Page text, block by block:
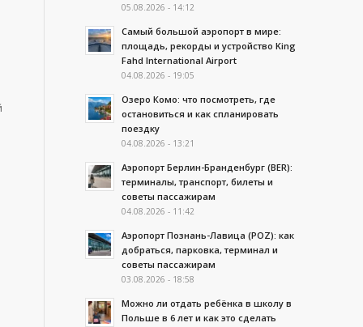
05.08.2026 - 14:12
Самый большой аэропорт в мире:
площадь, рекорды и устройство King
Fahd International Airport
04.08.2026 - 19:05
Озеро Комо: что посмотреть, где
остановиться и как спланировать
поездку
04.08.2026 - 13:21
Аэропорт Берлин-Бранденбург (BER):
терминалы, транспорт, билеты и
советы пассажирам
04.08.2026 - 11:42
Аэропорт Познань-Лавица (POZ): как
добраться, парковка, терминал и
советы пассажирам
03.08.2026 - 18:58
Можно ли отдать ребёнка в школу в
Польше в 6 лет и как это сделать